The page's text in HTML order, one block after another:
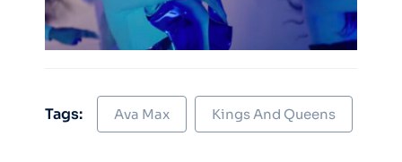
Tags: Ava Max Kings And Queens